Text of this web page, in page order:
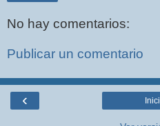
No hay comentarios:
Publicar un comentario
‹